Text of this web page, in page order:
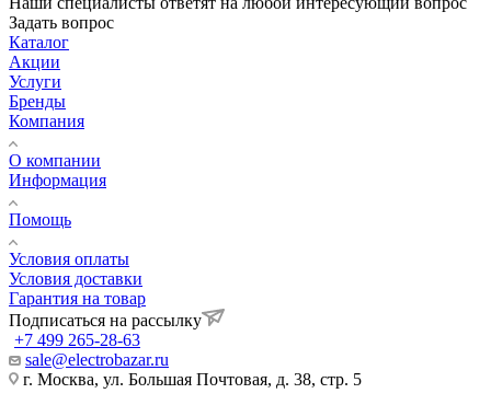
Задать вопрос
Каталог
Акции
Услуги
Бренды
Компания
О компании
Информация
Помощь
Условия оплаты
Условия доставки
Гарантия на товар
Подписаться на рассылку
+7 499 265-28-63
sale@electrobazar.ru
г. Москва, ул. Большая Почтовая, д. 38, стр. 5